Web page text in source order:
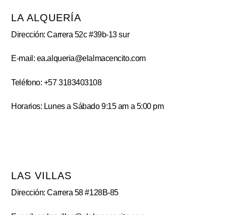
LA ALQUERÍA
Dirección: Carrera 52c #39b-13 sur
E-mail: ea.alqueria@elalmacencito.com
Teléfono: +57 3183403108
Horarios: Lunes a Sábado 9:15 am a 5:00 pm
LAS VILLAS
Dirección: Carrera 58 #128B-85